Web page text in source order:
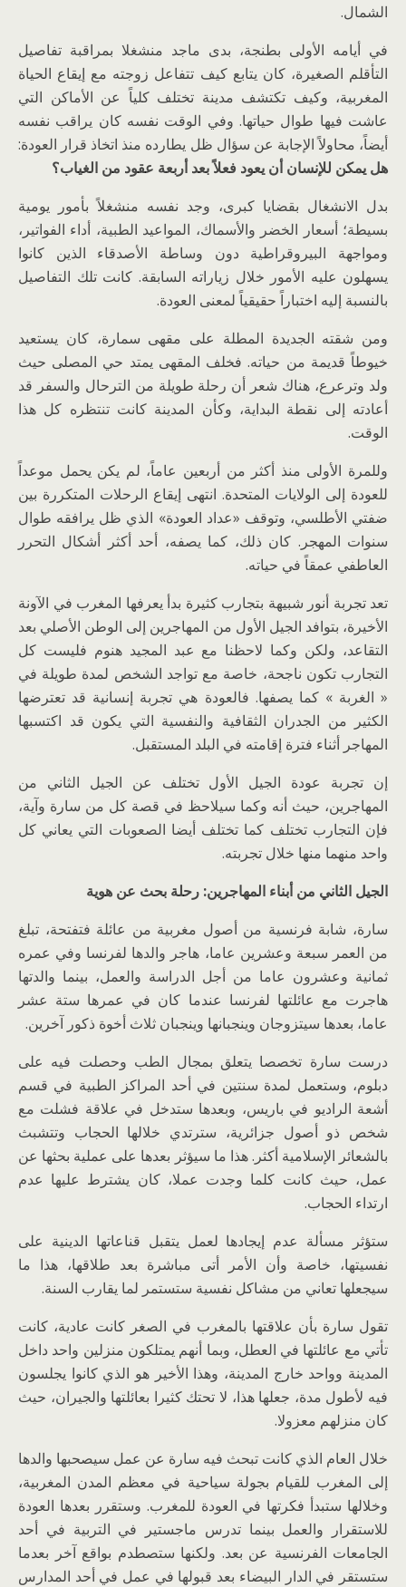
الشمال.
في أيامه الأولى بطنجة، بدى ماجد منشغلا بمراقبة تفاصيل
التأقلم الصغيرة، كان يتابع كيف تتفاعل زوجته مع إيقاع الحياة
المغربية، وكيف تكتشف مدينة تختلف كلياً عن الأماكن التي
عاشت فيها طوال حياتها. وفي الوقت نفسه كان يراقب نفسه
أيضاً، محاولاً الإجابة عن سؤال ظل يطارده منذ اتخاذ قرار العودة:
هل يمكن للإنسان أن يعود فعلاً بعد أربعة عقود من الغياب؟
بدل الانشغال بقضايا كبرى، وجد نفسه منشغلاً بأمور يومية
بسيطة؛ أسعار الخضر والأسماك، المواعيد الطبية، أداء الفواتير،
ومواجهة البيروقراطية دون وساطة الأصدقاء الذين كانوا
يسهلون عليه الأمور خلال زياراته السابقة. كانت تلك التفاصيل
بالنسبة إليه اختباراً حقيقياً لمعنى العودة.
ومن شقته الجديدة المطلة على مقهى سمارة، كان يستعيد
خيوطاً قديمة من حياته. فخلف المقهى يمتد حي المصلى حيث
ولد وترعرع، هناك شعر أن رحلة طويلة من الترحال والسفر قد
أعادته إلى نقطة البداية، وكأن المدينة كانت تنتظره كل هذا
الوقت.
وللمرة الأولى منذ أكثر من أربعين عاماً، لم يكن يحمل موعداً
للعودة إلى الولايات المتحدة. انتهى إيقاع الرحلات المتكررة بين
ضفتي الأطلسي، وتوقف «عداد العودة» الذي ظل يرافقه طوال
سنوات المهجر. كان ذلك، كما يصفه، أحد أكثر أشكال التحرر
العاطفي عمقاً في حياته.
تعد تجربة أنور شبيهة بتجارب كثيرة بدأ يعرفها المغرب في الآونة
الأخيرة، بتوافد الجيل الأول من المهاجرين إلى الوطن الأصلي بعد
التقاعد، ولكن وكما لاحظنا مع عبد المجيد هنوم فليست كل
التجارب تكون ناجحة، خاصة مع تواجد الشخص لمدة طويلة في
« الغربة » كما يصفها. فالعودة هي تجربة إنسانية قد تعترضها
الكثير من الجدران الثقافية والنفسية التي يكون قد اكتسبها
المهاجر أثناء فترة إقامته في البلد المستقبل.
إن تجربة عودة الجيل الأول تختلف عن الجيل الثاني من
المهاجرين، حيث أنه وكما سيلاحظ في قصة كل من سارة وآية،
فإن التجارب تختلف كما تختلف أيضا الصعوبات التي يعاني كل
واحد منهما منها خلال تجربته.
الجيل الثاني من أبناء المهاجرين: رحلة بحث عن هوية
سارة، شابة فرنسية من أصول مغربية من عائلة فتفتحة، تبلغ
من العمر سبعة وعشرين عاما، هاجر والدها لفرنسا وفي عمره
ثمانية وعشرون عاما من أجل الدراسة والعمل، بينما والدتها
هاجرت مع عائلتها لفرنسا عندما كان في عمرها ستة عشر
عاما، بعدها سيتزوجان وينجبانها وينجبان ثلاث أخوة ذكور آخرين.
درست سارة تخصصا يتعلق بمجال الطب وحصلت فيه على
دبلوم، وستعمل لمدة سنتين في أحد المراكز الطبية في قسم
أشعة الراديو في باريس، وبعدها ستدخل في علاقة فشلت مع
شخص ذو أصول جزائرية، سترتدي خلالها الحجاب وتتشبث
بالشعائر الإسلامية أكثر. هذا ما سيؤثر بعدها على عملية بحثها عن
عمل، حيث كانت كلما وجدت عملا، كان يشترط عليها عدم
ارتداء الحجاب.
ستؤثر مسألة عدم إيجادها لعمل يتقبل قناعاتها الدينية على
نفسيتها، خاصة وأن الأمر أتى مباشرة بعد طلاقها، هذا ما
سيجعلها تعاني من مشاكل نفسية ستستمر لما يقارب السنة.
تقول سارة بأن علاقتها بالمغرب في الصغر كانت عادية، كانت
تأتي مع عائلتها في العطل، وبما أنهم يمتلكون منزلين واحد داخل
المدينة وواحد خارج المدينة، وهذا الأخير هو الذي كانوا يجلسون
فيه لأطول مدة، جعلها هذا، لا تحتك كثيرا بعائلتها والجيران، حيث
كان منزلهم معزولا.
خلال العام الذي كانت تبحث فيه سارة عن عمل سيصحبها والدها
إلى المغرب للقيام بجولة سياحية في معظم المدن المغربية،
وخلالها ستبدأ فكرتها في العودة للمغرب. وستقرر بعدها العودة
للاستقرار والعمل بينما تدرس ماجستير في التربية في أحد
الجامعات الفرنسية عن بعد. ولكنها ستصطدم بواقع آخر بعدما
ستستقر في الدار البيضاء بعد قبولها في عمل في أحد المدارس